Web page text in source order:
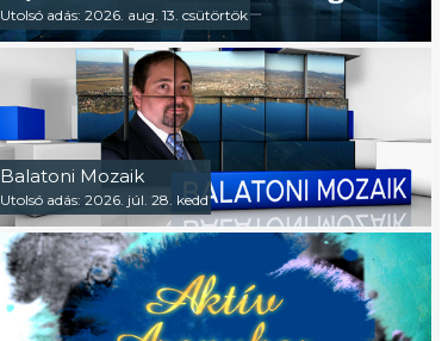
Utolsó adás: 2026. aug. 13. csütörtök
Balatoni Mozaik
Utolsó adás: 2026. júl. 28. kedd